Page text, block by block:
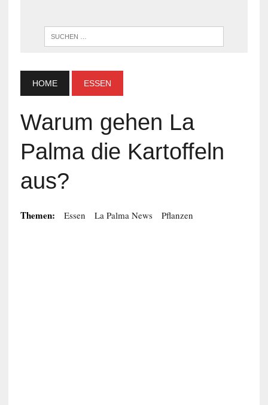
HOME ESSEN
Warum gehen La
Palma die Kartoffeln
aus?
Themen: Essen La Palma News Pflanzen